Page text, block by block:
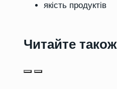
якість продуктів
Читайте також